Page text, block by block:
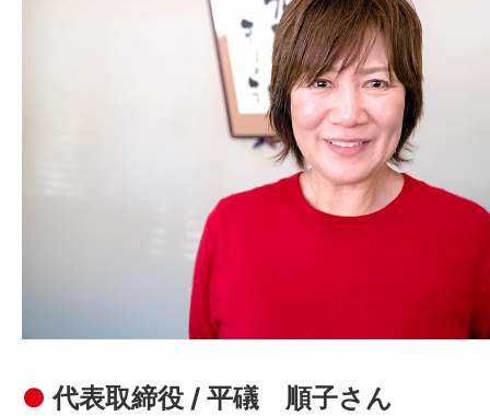
基本的なPCスキル（Excel，Word
● 代表取締役 / 平礒 順子さん